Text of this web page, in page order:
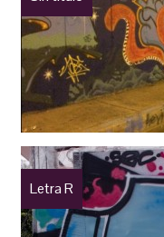
Letra R